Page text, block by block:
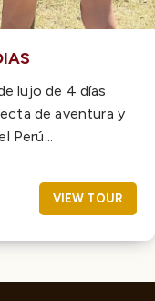
lujo de 4 días
de aventura y
VIEW TOUR